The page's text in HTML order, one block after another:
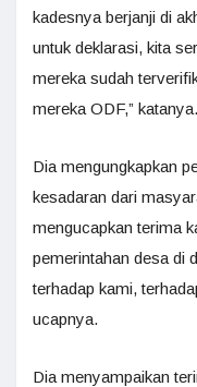
kadesnya berjanji di
untuk deklarasi, kita
mereka sudah
mereka ODF,” katanya.
Dia mengungkapkan
kesadaran dari
mengucapkan terima
pemerintahan desa di
terhadap kami,
ucapnya.
Dia menyampaikan